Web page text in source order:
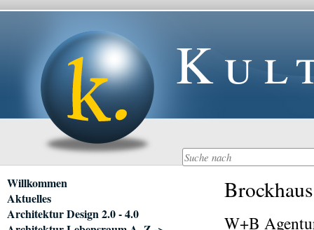
W+B
Navigation
überspringen
Willkommen
Aktuelles
Architektur Design 2.0 - 4.0